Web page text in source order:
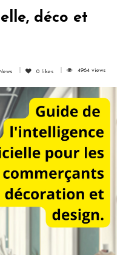
déco et
News 0 likes 4964 views